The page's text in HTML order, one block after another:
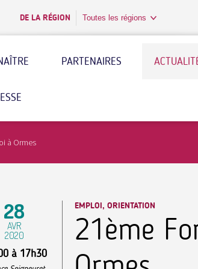
DE LA RÉGION Toutes les régions
PARTENAIRES
à Ormes
28
AVR
2020
à 17h30
EMPLOI, ORIENTATION
21ème